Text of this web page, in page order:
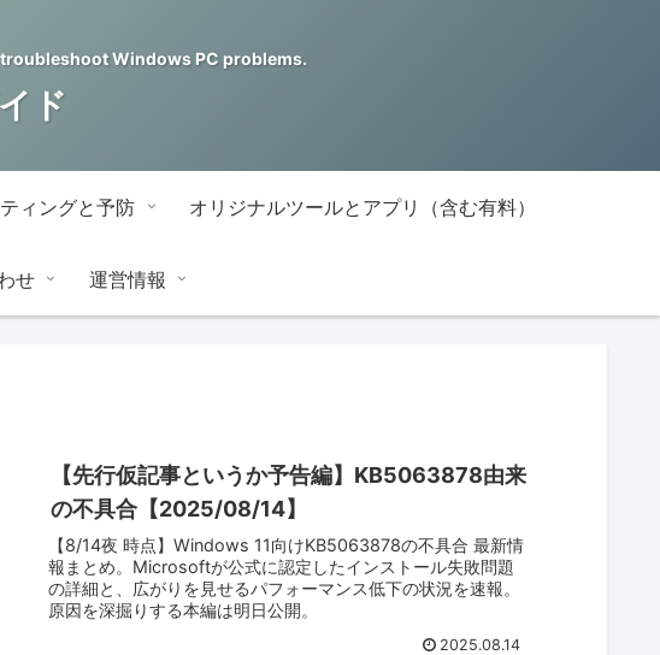
troubleshoot Windows PC problems.
ド
ィングと予防 オリジナルツールとアプリ（含む有料）
せ 運営情報
【先行仮記事というか予告編】KB5063878由来
の不具合【2025/08/14】
【8/14夜 時点】Windows 11向けKB5063878の不具合 最新情
報まとめ。Microsoftが公式に認定したインストール失敗問題
の詳細と、広がりを見せるパフォーマンス低下の状況を速報。
原因を深掘りする本編は明日公開。
2025.08.14